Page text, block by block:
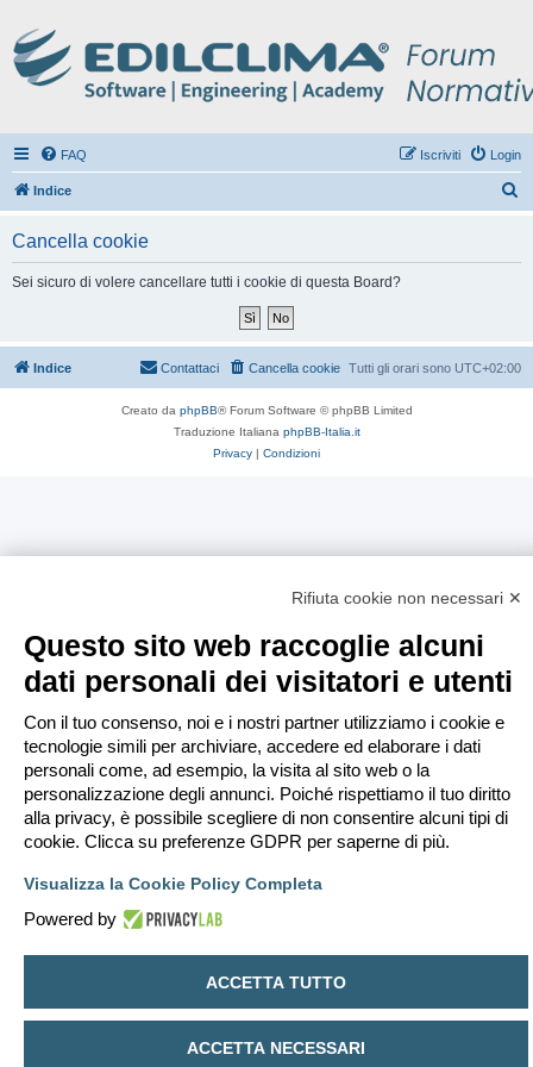
FAQ Login
Iscriviti
Indice
Cancella cookie
Sei sicuro di volere cancellare tutti i cookie di questa Board?
Indice Tutti gli orari sono UTC+02:00
Cancella cookie
Contattaci
Creato da phpBB® Forum Software © phpBB Limited
Traduzione Italiana phpBB-Italia.it
Privacy | Condizioni
Rifiuta cookie non necessari ✕
Questo sito web raccoglie alcuni
dati personali dei visitatori e utenti
Con il tuo consenso, noi e i nostri partner utilizziamo i cookie e
tecnologie simili per archiviare, accedere ed elaborare i dati
personali come, ad esempio, la visita al sito web o la
personalizzazione degli annunci. Poiché rispettiamo il tuo diritto
alla privacy, è possibile scegliere di non consentire alcuni tipi di
cookie. Clicca su preferenze GDPR per saperne di più.
Visualizza la Cookie Policy Completa
Powered by
ACCETTA TUTTO
ACCETTA NECESSARI